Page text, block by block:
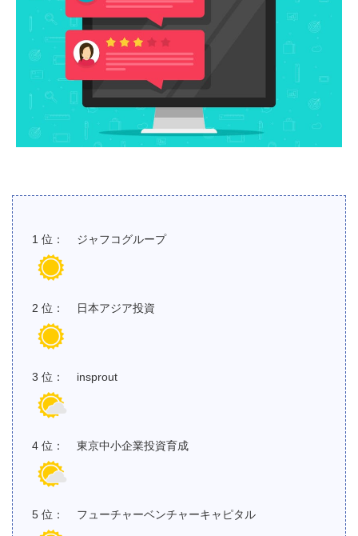
ジャフコグループ
日本アジア投資
insprout
東京中小企業投資育成
フューチャーベンチャーキャピタル